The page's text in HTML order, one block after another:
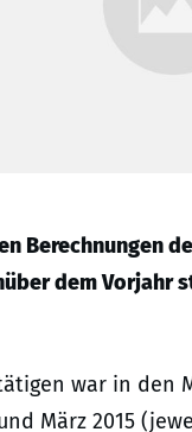
Berechnungen
dem Vorjahr
war in den
März 2015